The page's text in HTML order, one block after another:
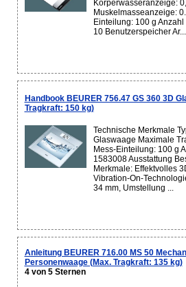
Körperwasseranzeige:
Muskelmasseanzeige:
Einteilung: 100 g
10 Benutzerspeicher Ar...
Handbook BEURER 756.47 GS 360 3D
Tragkraft: 150 kg)
Technische Merkmale
Glaswaage Maximale
Mess-Einteilung: 100 g
1583008 Ausstattung
Merkmale: Effektvolles
Vibration-On-
34 mm, Umstellung ...
Anleitung BEURER 716.00 MS 50
Personenwaage (Max. Tragkraft: 135 kg)
4 von 5 Sternen